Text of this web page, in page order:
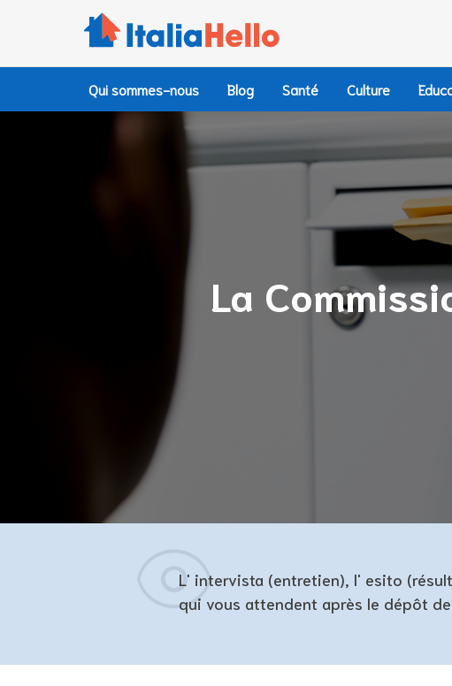
Qui sommes-nous Blog Santé Culture
La
L' intervista (entretien), l' esito
qui vous attendent après le dépôt